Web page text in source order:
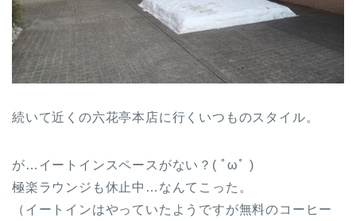
続いて近くの六花亭本店に行くいつものスタイル。
が…イートインスペースがない？( ﾟωﾟ )
極楽ラウンジも休止中…なんてこった。
（イートインはやっていたようですが無料のコーヒー